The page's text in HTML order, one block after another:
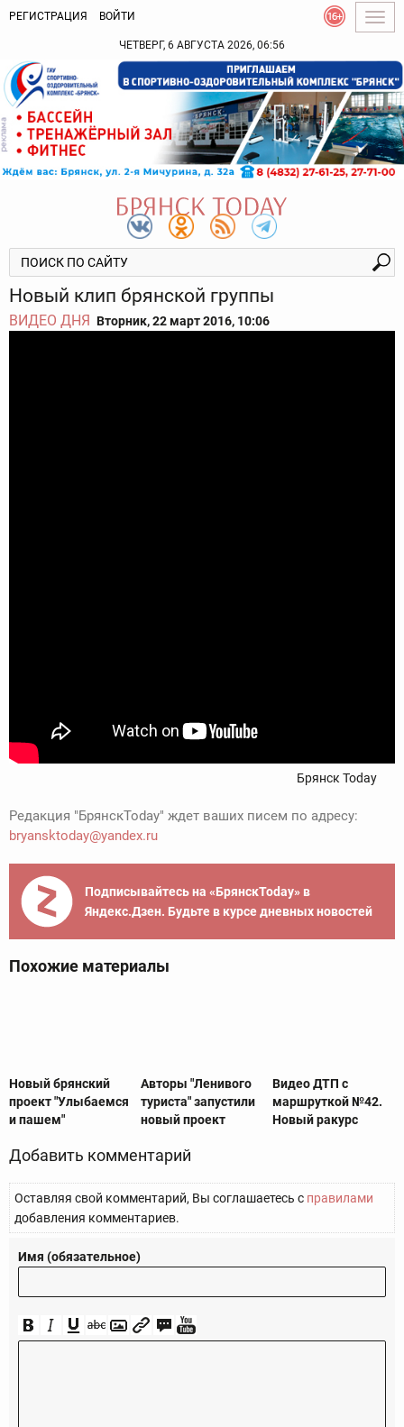
РЕГИСТРАЦИЯ ВОЙТИ
ЧЕТВЕРГ, 6 АВГУСТА 2026, 06:56
Новый клип брянской группы
ВИДЕО ДНЯ Вторник, 22 март 2016, 10:06
Брянск Today
Редакция "БрянскToday" ждет ваших писем по адресу:
bryansktoday@yandex.ru
Подписывайтесь на «БрянскToday» в
Яндекс.Дзен. Будьте в курсе дневных новостей
Похожие материалы
Новый брянский
проект "Улыбаемся
и пашем"
Авторы "Ленивого
туриста" запустили
новый проект
Видео ДТП с
маршруткой №42.
Новый ракурс
Добавить комментарий
Оставляя свой комментарий, Вы соглашаетесь с правилами
добавления комментариев.
Имя (обязательное)